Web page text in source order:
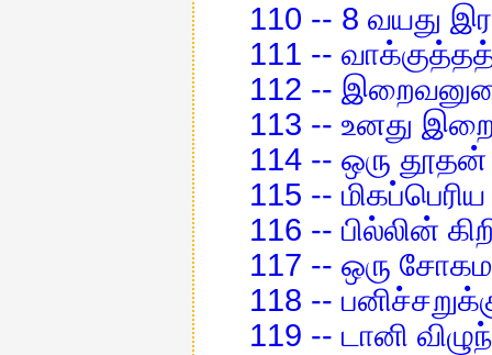
110 -- 8 வயது
111 --
112 --
113 -- உனது
114 -- ஒரு
115 -- மிகப்பெரிய
116 -- பில்லின்
117 -- ஒரு
118 --
119 -- டானி